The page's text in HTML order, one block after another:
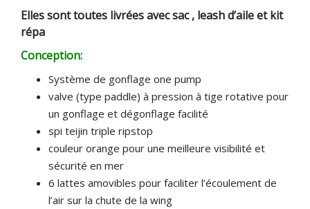
Elles sont toutes livrées avec sac , leash d’aile et kit
répa
Conception:
Système de gonflage one pump
valve (type paddle) à pression à tige rotative pour
un gonflage et dégonflage facilité
spi teijin triple ripstop
couleur orange pour une meilleure visibilité et
sécurité en mer
6 lattes amovibles pour faciliter l’écoulement de
l’air sur la chute de la wing